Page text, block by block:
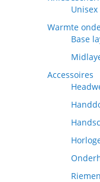
Unisex
Warmte
Base
Accessoires
Riemen